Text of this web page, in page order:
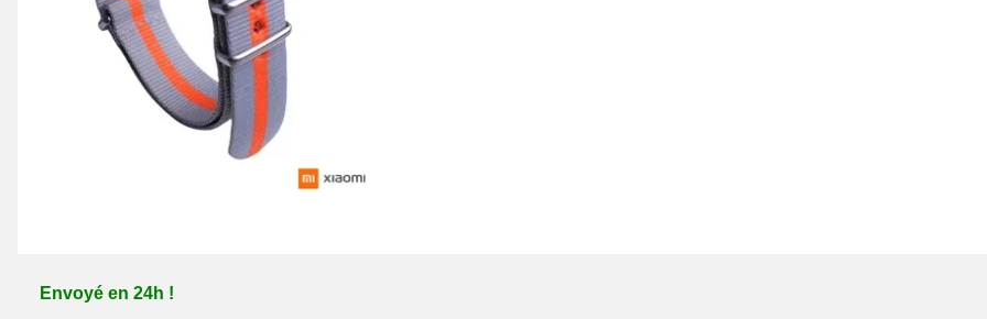
Envoyé en 24h !